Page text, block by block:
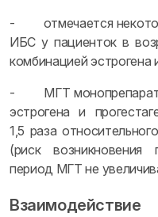
- отмечается
ИБС у пациенток в
комбинацией эстрогена
- МГТ
эстрогена и
1,5 раза
(риск возникновения
период МГТ не
Взаимодействие